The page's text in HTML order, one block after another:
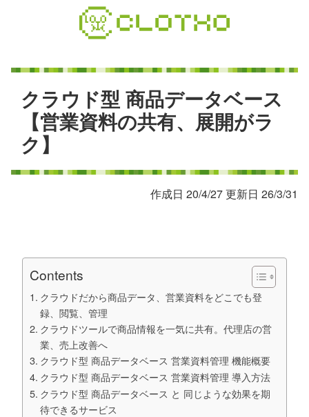
クラウ ド型 商品データベース
【営業資料の共有、 展開がラ
ク】
作成日 20/4/27 更新日 26/3/31
Contents
クラウドだから商品データ、営業資料をどこでも登
録、閲覧、管理
クラウドツールで商品情報を一気に共有。代理店の営
業、売上改善へ
クラウド型 商品データベース 営業資料管理 機能概要
クラウド型 商品データベース 営業資料管理 導入方法
クラウド型 商品データベース と 同じような効果を期
待できるサービス